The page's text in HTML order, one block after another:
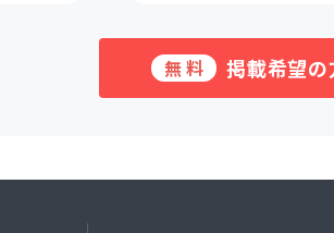
無料 掲載希望